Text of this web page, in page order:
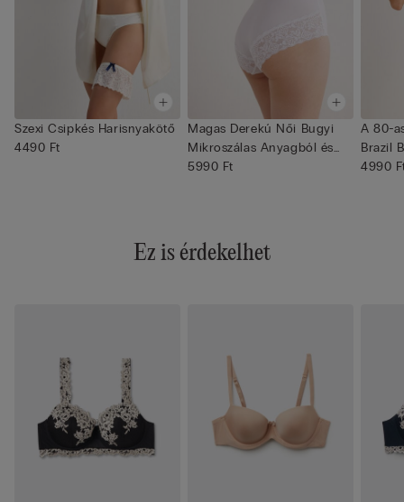
Szexi Csipkés Harisnyakötő
4490 Ft
Magas Derekú Női Bugyi
Mikroszálas Anyagból és
Csi...
5990 Ft
A 80-
Brazil
4990
Ez is érdekelhet